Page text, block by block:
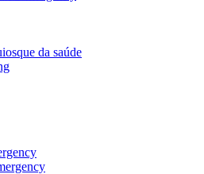
da saúde